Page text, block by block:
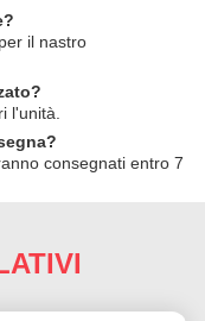
il nastro
l'unità.
consegnati entro 7